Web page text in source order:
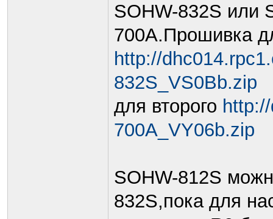
SOHW-832S или
700A.Прошивка
http://
832S_VS0Bb.zip
для второго
700A_VY06b.zip
SOHW-812S
832S,пока для